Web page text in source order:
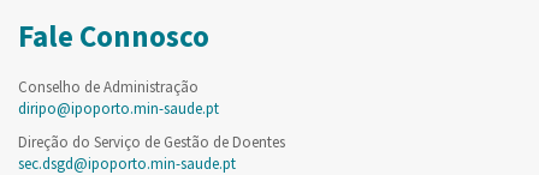
Fale Connosco
Conselho de Administração
diripo@ipoporto.min-saude.pt
Direção do Serviço de Gestão de Doentes
sec.dsgd@ipoporto.min-saude.pt